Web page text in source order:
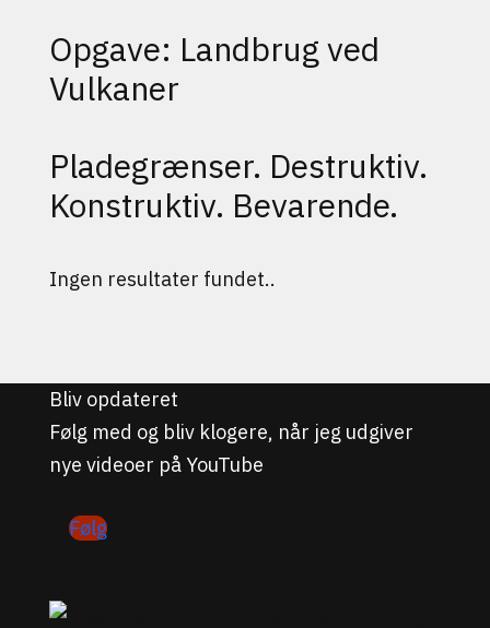
Opgave: Landbrug ved
Vulkaner
Pladegrænser. Destruktiv.
Konstruktiv. Bevarende.
Ingen resultater fundet..
Bliv opdateret
Følg med og bliv klogere, når jeg udgiver
nye videoer på YouTube
Følg